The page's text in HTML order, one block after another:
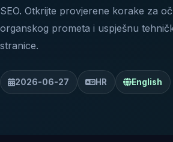
SEO. Otkrijte provjerene korake za
organskog prometa i uspješnu
stranice.
2026-06-27 HR English